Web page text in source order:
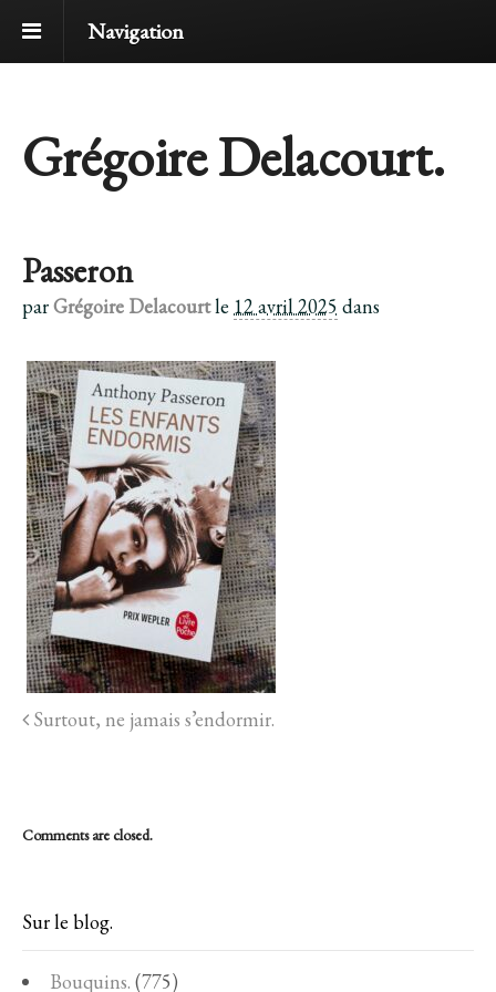
Navigation
Grégoire Delacourt.
Passeron
parGrégoire Delacourtle 12 avril 2025 dans
Surtout, ne jamais s’endormir.
Comments are closed.
Sur le blog.
Bouquins. (775)